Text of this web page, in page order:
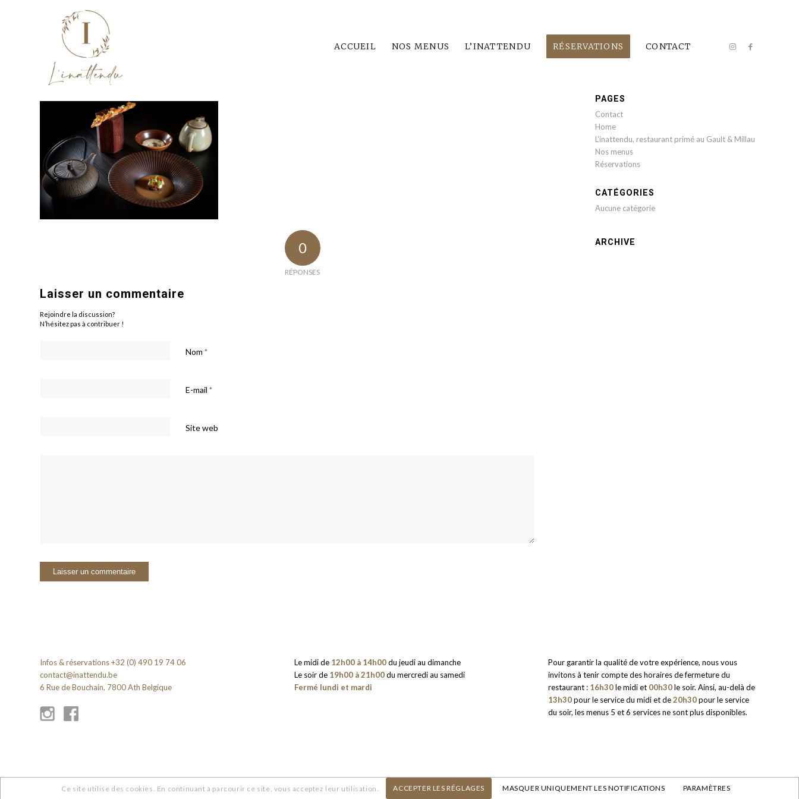
ACCUEIL NOS MENUS L’INATTENDU RÉSERVATIONS CONTACT
0
RÉPONSES
Laisser un commentaire
Rejoindre la discussion?
N’hésitez pas à contribuer !
Nom *
E-mail *
Site web
PAGES
Contact
Home
L’inattendu, restaurant primé au Gault & Millau
Nos menus
Réservations
CATÉGORIES
Aucune catégorie
ARCHIVE
Infos & réservations +32 (0) 490 19 74 06
contact@inattendu.be
6 Rue de Bouchain, 7800 Ath Belgique
Le midi de 12h00 à 14h00du jeudi au dimanche
Le soir de 19h00 à 21h00du mercredi au samedi
Fermé lundi et mardi
Pour garantir la qualité de votre expérience, nous vous
invitons à tenir compte des horaires de fermeture du
restaurant : 16h30le midi et 00h30le soir. Ainsi, au-delà de
13h30pour le service du midi et de20h30pour le service
du soir, les menus 5 et 6 services ne sont plus disponibles.
Ce site utilise des cookies. En continuant à parcourir ce site, vous acceptez leur utilisation. ACCEPTER LES RÉGLAGES MASQUER UNIQUEMENT LES NOTIFICATIONS PARAMÈTRES